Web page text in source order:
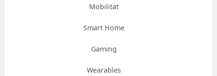
Mobilität
Smart Home
Gaming
Wearables